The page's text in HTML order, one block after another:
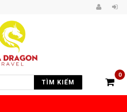
TÌM KIẾM
0